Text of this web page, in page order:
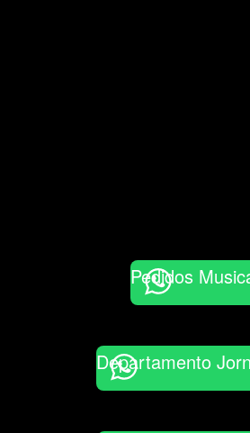
Pedidos
Departamento